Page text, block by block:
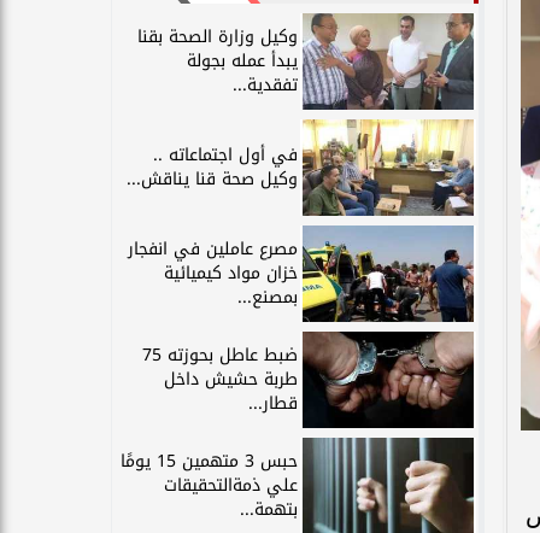
وكيل وزارة الصحة بقنا
يبدأ عمله بجولة
تفقدية...
في أول اجتماعاته ..
وكيل صحة قنا يناقش...
مصرع عاملين في انفجار
خزان مواد كيميائية
بمصنع...
ضبط عاطل بحوزته 75
طربة حشيش داخل
قطار...
حبس 3 متهمين 15 يومًا
علي ذمةالتحقيقات
بتهمة...